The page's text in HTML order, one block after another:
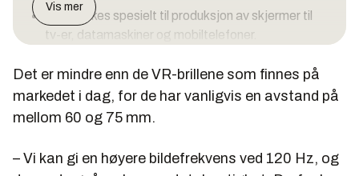
Oled brukes spesielt til produksjon av skjermer til
tv-er, datamaskiner og mobiltelefoner.
Vis mer
Det er mindre enn de VR-brillene som finnes på
markedet i dag, for de har vanligvis en avstand på
mellom 60 og 75 mm.
– Vi kan gi en høyere bildefrekvens ved 120 Hz, og